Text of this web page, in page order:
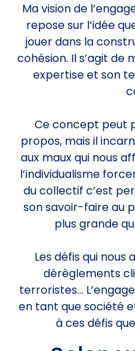
Ma vision de
repose sur l’idée
jouer dans la
cohésion. Il s’agit
expertise et son
Ce concept peut
propos, mais il
aux maux qui nous
l’individualisme
du collectif c’est
son savoir-faire au
plus grande
Les défis qui
dérèglements
terroristes…
en tant que société
à ces défis